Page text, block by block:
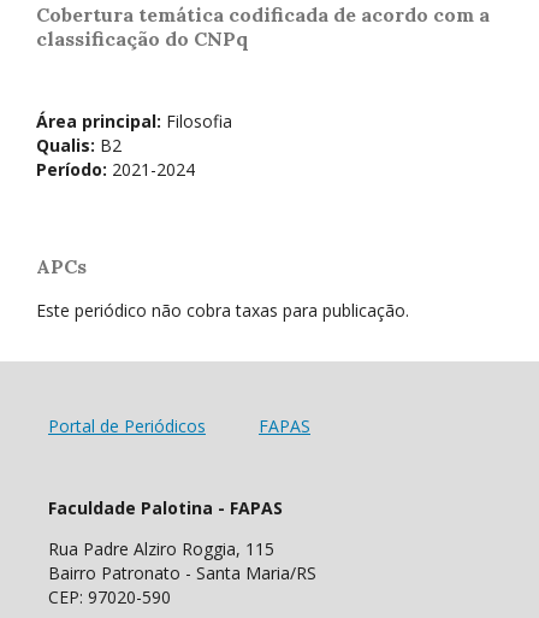
Cobertura temática codificada de acordo com a
classificação do CNPq
Área principal: Filosofia
Qualis: B2
Período: 2021-2024
APCs
Este periódico não cobra taxas para publicação.
Portal de Periódicos FAPAS
Faculdade Palotina - FAPAS
Rua Padre Alziro Roggia, 115
Bairro Patronato - Santa Maria/RS
CEP: 97020-590